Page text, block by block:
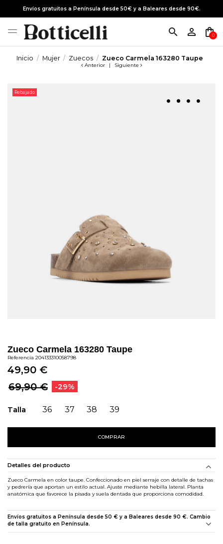
Envíos gratuitos a Península desde 50€ y a Baleares desde 90€.
search person_outline shopping_bag
0
Inicio Mujer Zuecos Zueco Carmela 163280 Taupe
Anterior | Siguiente
Rebajado
Zueco Carmela 163280 Taupe
Referencia 204133310058798
49,90 €
69,90 €
-29%
Talla 36 37 38 39
COMPRAR
Detalles del producto
Zueco Carmela en color taupe. Confeccionado en piel serraje con detalle de tachas
y pedrería que aportan un estilo actual. Ajuste mediante hebilla lateral. Planta
anatómica que favorece la pisada y suela dentada que proporciona comodidad.
Envíos gratuitos a Península desde 50 € y a Baleares desde 90 €. Cambio
de talla gratuito en Península.